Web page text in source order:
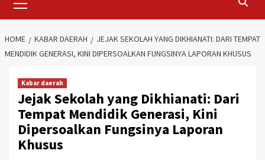
Menu
HOME KABAR DAERAH
JEJAK SEKOLAH YANG DIKHIANATI: DARI TEMPAT
MENDIDIK GENERASI, KINI DIPERSOALKAN FUNGSINYA LAPORAN KHUSUS
Kabar daerah
Jejak Sekolah yang Dikhianati: Dari
Tempat Mendidik Generasi, Kini
Dipersoalkan Fungsinya Laporan
Khusus